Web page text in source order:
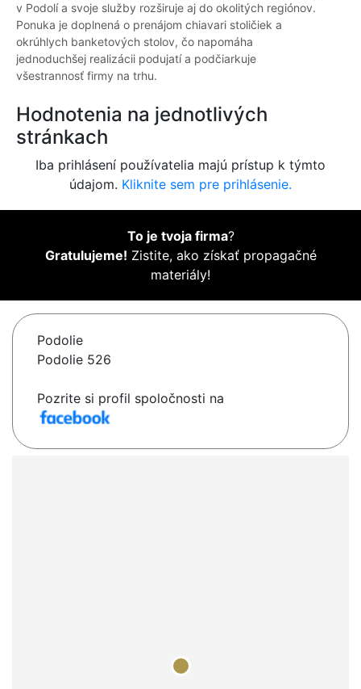
v Podolí a svoje služby rozširuje aj do okolitých regiónov.
Ponuka je doplnená o prenájom chiavari stoličiek a
okrúhlych banketových stolov, čo napomáha
jednoduchšej realizácii podujatí a podčiarkuje
všestrannosť firmy na trhu.
Hodnotenia na jednotlivých
stránkach
Iba prihlásení používatelia majú prístup k týmto
údajom. Kliknite sem pre prihlásenie.
To je tvoja firma?
Gratulujeme! Zistite, ako získať propagačné
materiály!
Podolie
Podolie 526
Pozrite si profil spoločnosti na